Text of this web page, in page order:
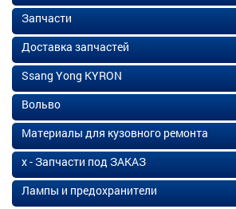
Запчасти
Доставка запчастей
Ssang Yong KYRON
Вольво
Материалы для кузовного ремонта
х - Запчасти под ЗАКАЗ
Лампы и предохранители